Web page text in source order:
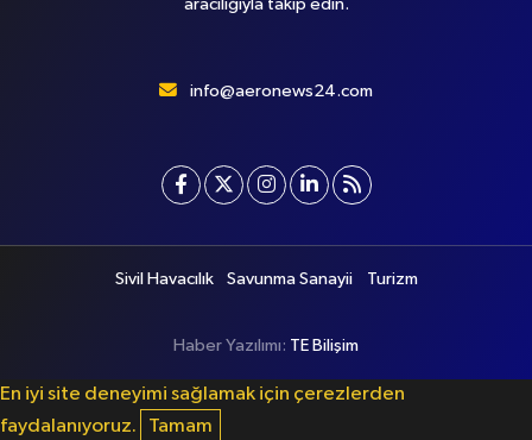
aracılığıyla takip edin.
info@aeronews24.com
Sivil Havacılık Savunma Sanayii Turizm
Haber Yazılımı: TE Bilişim
En iyi site deneyimi sağlamak için çerezlerden
faydalanıyoruz.
Tamam